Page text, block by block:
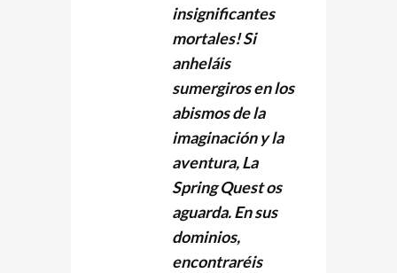
insignificantes
mortales!Si
anheláis
sumergiros en los
abismos de la
imaginación y la
aventura,La
Spring Questos
aguarda. En sus
dominios,
encontraréis